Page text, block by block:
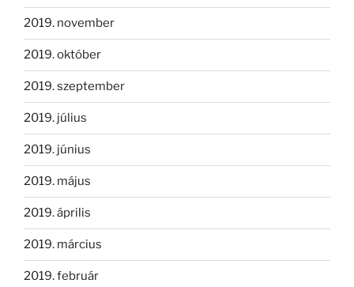
2019. november
2019. október
2019. szeptember
2019. július
2019. június
2019. május
2019. április
2019. március
2019. február